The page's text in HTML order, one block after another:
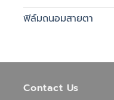
ฟิล์มถนอมสายตา
Contact Us